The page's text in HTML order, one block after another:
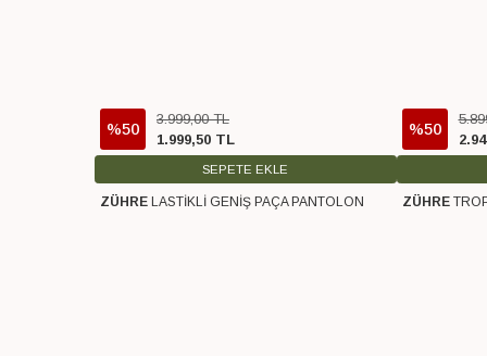
%50
3.999,00 TL
1.999,50 TL
SEPETE EKLE
%50
Ücretsiz Kargo
ZÜHRE LASTİKLİ GENİŞ PAÇA PANTOLON Ücretsiz
ZÜHRE